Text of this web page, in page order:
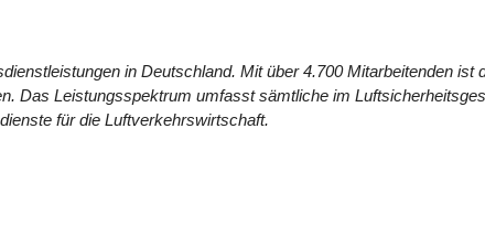
in Deutschland. Mit über 4.700 Mitarbeitenden ist
Das Leistungsspektrum umfasst sämtliche im
für die Luftverkehrswirtschaft.